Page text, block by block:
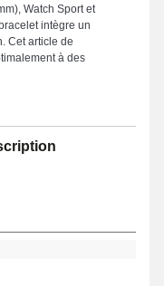
Watch Sport et
intègre un
Cet article de
à des